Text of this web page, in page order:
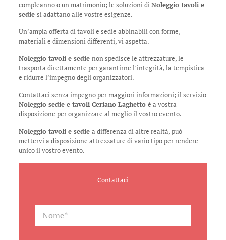
compleanno o un matrimonio; le soluzioni di Noleggio tavoli e
sedie si adattano alle vostre esigenze.
Un’ampia offerta di tavoli e sedie abbinabili con forme,
materiali e dimensioni differenti, vi aspetta.
Noleggio tavoli e sedie non spedisce le attrezzature, le
trasporta direttamente per garantirne l’integrità, la tempistica
e ridurre l’impegno degli organizzatori.
Contattaci senza impegno per maggiori informazioni; il servizio
Noleggio sedie e tavoli Ceriano Laghetto è a vostra
disposizione per organizzare al meglio il vostro evento.
Noleggio tavoli e sedie a differenza di altre realtà, può
mettervi a disposizione attrezzature di vario tipo per rendere
unico il vostro evento.
Contattaci
N
m